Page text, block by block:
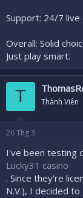
Support: 24/7 live
Overall: Solid
Just play smart.
T Thành Viên
26Thg 3
I've been testing
Lucky31 casino
. Since they're
N.V.), I decided